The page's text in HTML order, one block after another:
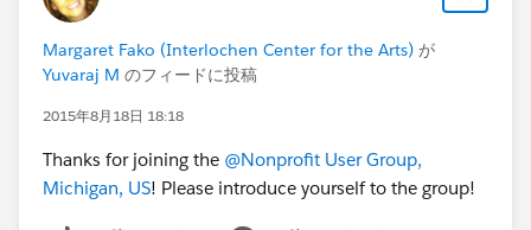
Margaret Fako (Interlochen Center for the Arts) が
Yuvaraj M のフィードに投稿
2015年8月18日 18:18
Thanks for joining the @Nonprofit User Group,
Michigan, US! Please introduce yourself to the group!